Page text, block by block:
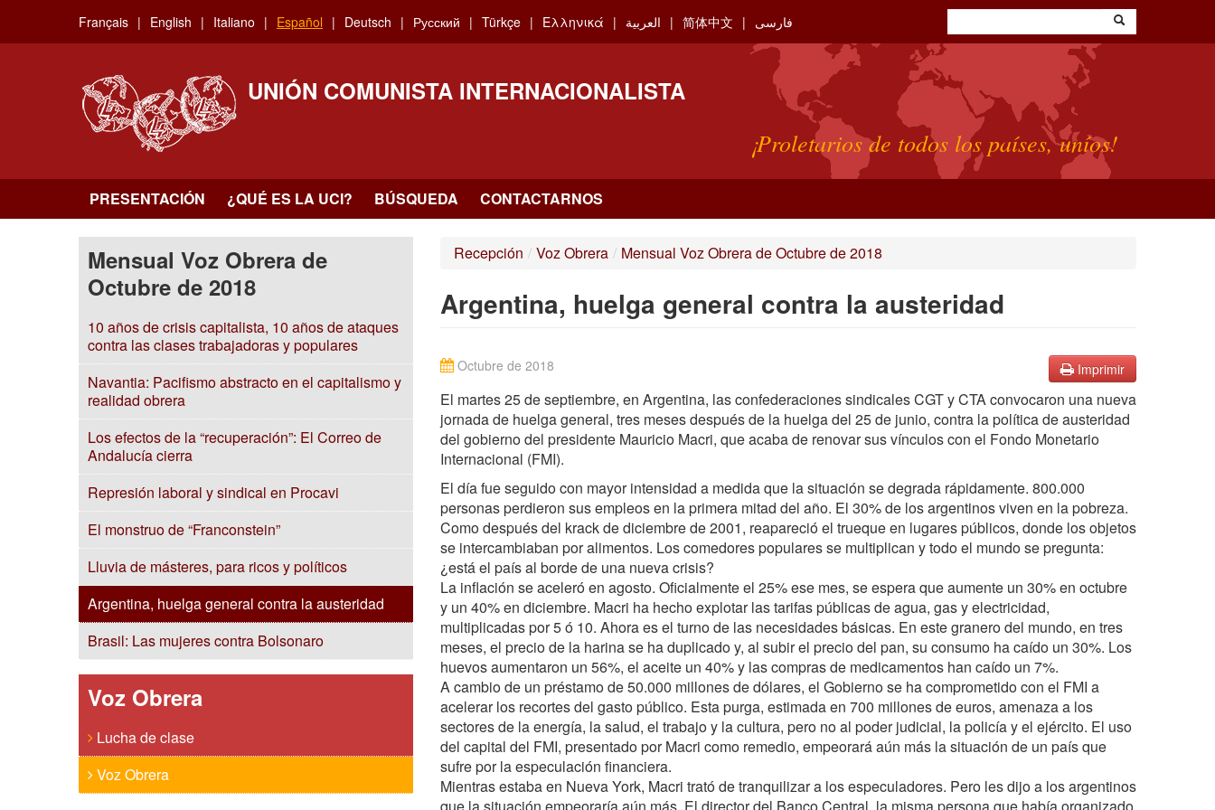
main
Français English Italiano Español Deutsch Русский Türkçe Ελληνικά العربية 简体中文 فارسی
UNIÓN COMUNISTA INTERNACIONALISTA
¡Proletarios de todos los países, uníos!
PRESENTACIÓN ¿QUÉ ES LA UCI? BÚSQUEDA CONTACTARNOS
Mensual Voz Obrera de
Octubre de 2018
10 años de crisis capitalista, 10 años de ataques
contra las clases trabajadoras y populares
Navantia: Pacifismo abstracto en el capitalismo y
realidad obrera
Los efectos de la “recuperación”: El Correo de
Andalucía cierra
Represión laboral y sindical en Procavi
El monstruo de “Franconstein”
Lluvia de másteres, para ricos y políticos
Argentina, huelga general contra la austeridad
Brasil: Las mujeres contra Bolsonaro
Voz Obrera
Lucha de clase
Voz Obrera
Recepción / Voz Obrera / Mensual Voz Obrera de Octubre de 2018
Argentina, huelga general contra la austeridad
Imprimir
Octubre de 2018
El martes 25 de septiembre, en Argentina, las confederaciones sindicales CGT y CTA convocaron una nueva
jornada de huelga general, tres meses después de la huelga del 25 de junio, contra la política de austeridad
del gobierno del presidente Mauricio Macri, que acaba de renovar sus vínculos con el Fondo Monetario
Internacional (FMI).
El día fue seguido con mayor intensidad a medida que la situación se degrada rápidamente. 800.000
personas perdieron sus empleos en la primera mitad del año. El 30% de los argentinos viven en la pobreza.
Como después del krack de diciembre de 2001, reapareció el trueque en lugares públicos, donde los objetos
se intercambiaban por alimentos. Los comedores populares se multiplican y todo el mundo se pregunta:
¿está el país al borde de una nueva crisis?
La inflación se aceleró en agosto. Oficialmente el 25% ese mes, se espera que aumente un 30% en octubre
y un 40% en diciembre. Macri ha hecho explotar las tarifas públicas de agua, gas y electricidad,
multiplicadas por 5 ó 10. Ahora es el turno de las necesidades básicas. En este granero del mundo, en tres
meses, el precio de la harina se ha duplicado y, al subir el precio del pan, su consumo ha caído un 30%. Los
huevos aumentaron un 56%, el aceite un 40% y las compras de medicamentos han caído un 7%.
A cambio de un préstamo de 50.000 millones de dólares, el Gobierno se ha comprometido con el FMI a
acelerar los recortes del gasto público. Esta purga, estimada en 700 millones de euros, amenaza a los
sectores de la energía, la salud, el trabajo y la cultura, pero no al poder judicial, la policía y el ejército. El uso
del capital del FMI, presentado por Macri como remedio, empeorará aún más la situación de un país que
sufre por la especulación financiera.
Mientras estaba en Nueva York, Macri trató de tranquilizar a los especuladores. Pero les dijo a los argentinos